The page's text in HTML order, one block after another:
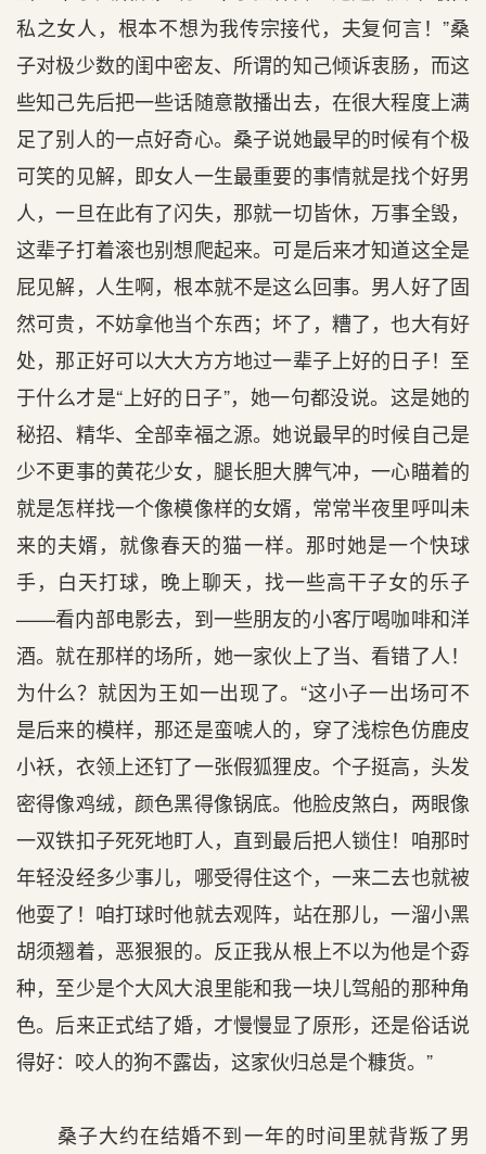
私之女人，根本不想为我传宗接代，夫复何言！”桑
子对极少数的闺中密友、所谓的知己倾诉衷肠，而这
些知己先后把一些话随意散播出去，在很大程度上满
足了别人的一点好奇心。桑子说她最早的时候有个极
可笑的见解，即女人一生最重要的事情就是找个好男
人，一旦在此有了闪失，那就一切皆休，万事全毁，
这辈子打着滚也别想爬起来。可是后来才知道这全是
屁见解，人生啊，根本就不是这么回事。男人好了固
然可贵，不妨拿他当个东西；坏了，糟了，也大有好
处，那正好可以大大方方地过一辈子上好的日子！至
于什么才是“上好的日子”，她一句都没说。这是她的
秘招、精华、全部幸福之源。她说最早的时候自己是
少不更事的黄花少女，腿长胆大脾气冲，一心瞄着的
就是怎样找一个像模像样的女婿，常常半夜里呼叫未
来的夫婿，就像春天的猫一样。那时她是一个快球
手，白天打球，晚上聊天，找一些高干子女的乐子
——看内部电影去，到一些朋友的小客厅喝咖啡和洋
酒。就在那样的场所，她一家伙上了当、看错了人！
为什么？就因为王如一出现了。“这小子一出场可不
是后来的模样，那还是蛮唬人的，穿了浅棕色仿鹿皮
小袄，衣领上还钉了一张假狐狸皮。个子挺高，头发
密得像鸡绒，颜色黑得像锅底。他脸皮煞白，两眼像
一双铁扣子死死地盯人，直到最后把人锁住！咱那时
年轻没经多少事儿，哪受得住这个，一来二去也就被
他耍了！咱打球时他就去观阵，站在那儿，一溜小黑
胡须翘着，恶狠狠的。反正我从根上不以为他是个孬
种，至少是个大风大浪里能和我一块儿驾船的那种角
色。后来正式结了婚，才慢慢显了原形，还是俗话说
得好：咬人的狗不露齿，这家伙归总是个糠货。”
桑子大约在结婚不到一年的时间里就背叛了男